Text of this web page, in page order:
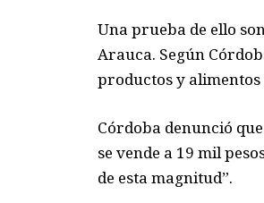
Una prueba de ello
Arauca. Según
productos y
Córdoba denunció
se vende a 19 mil
de esta magnitud”.